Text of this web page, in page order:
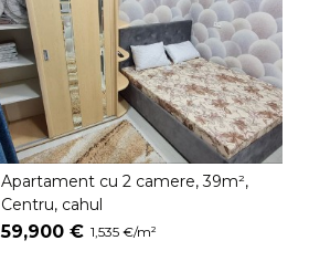
Apartament cu 2 camere, 39m²,
Сentru, cahul
59,900 € 1,535 €/m²